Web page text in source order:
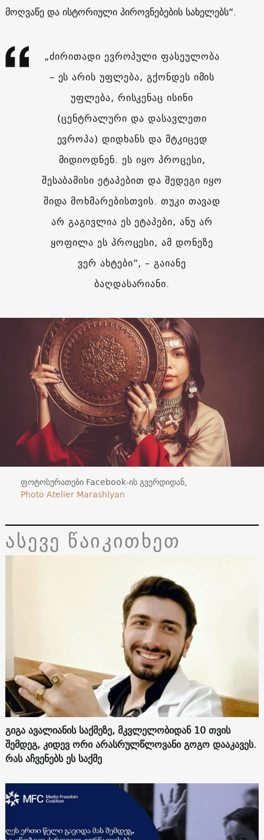
მოღვაწე და ისტორიული პიროვნებების სახელებს“.
„ძირითადი ევროპული ფასეულობა
– ეს არის უფლება, გქონდეს იმის
უფლება, რისკენაც ისინი
(ცენტრალური და დასავლეთი
ევროპა) დიდხანს და მტკიცედ
მიდიოდნენ. ეს იყო პროცესი,
შესაბამისი ეტაპებით და შედეგი იყო
შიდა მოხმარებისთვის. თუკი თავად
არ გაგივლია ეს ეტაპები, ანუ არ
ყოფილა ეს პროცესი, ამ დონეზე
ვერ ახტები“, – გაიანე
ბაღდასარიანი.
ფოტოსურათები Facebook-ის გვერდიდან,
Photo Atelier Marashlyan
ასევე წაიკითხეთ
გიგა ავალიანის საქმეზე, მკვლელობიდან 10 თვის
შემდეგ, კიდევ ორი არასრულწლოვანი გოგო დააკავეს.
რას აჩვენებს ეს საქმე